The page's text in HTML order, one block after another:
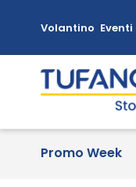
Volantino Eventi
Promo Week